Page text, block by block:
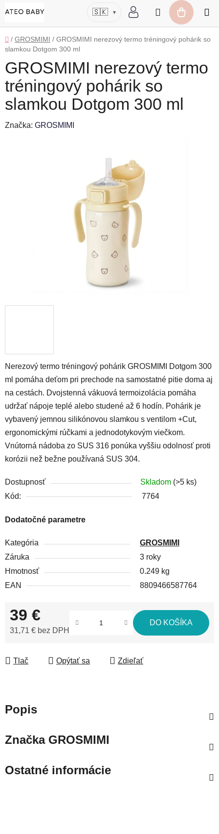
na
obsah
🇸🇰 ▾
Hľadať
KOŠÍK
Domov
/ GROSMIMI / GROSMIMI nerezový termo tréningový pohárik so
slamkou Dotgom 300 ml
Nerezový termo tréningový pohárik GROSMIMI Dotgom 300
ml pomáha deťom pri prechode na samostatné pitie doma aj
na cestách. Dvojstenná vákuová termoizolácia pomáha
udržať nápoje teplé alebo studené až 6 hodín. Pohárik je
vybavený jemnou silikónovou slamkou s ventilom +Cut,
ergonomickými rúčkami a jednodotykovým viečkom.
Vnútorná nádoba zo SUS 316 ponúka vyššiu odolnosť proti
korózii než bežne používaná SUS 304.
Dostupnosť Skladom (>5 ks)
Kód:
7764
Dodatočné parametre
Kategória
GROSMIMI
Záruka
3 roky
Hmotnosť
0.249 kg
EAN
8809466587764
39 €
31,71 € bez DPH
DO KOŠÍKA
Tlač Opýtať sa Zdieľať
GROSMIMI nerezový termo
tréningový pohárik so
slamkou Dotgom 300 ml
Značka: GROSMIMI
Popis
ZnačkaGROSMIMI
Ostatné informácie